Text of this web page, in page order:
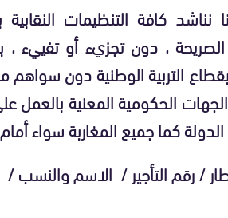
نناشد كافة التنظيمات
الصريحة ، دون تجزيء أو
التربية الوطنية دون
الحكومية المعنية
كما جميع المغاربة سواء
/ رقم التأجير / الاسم والنسب /